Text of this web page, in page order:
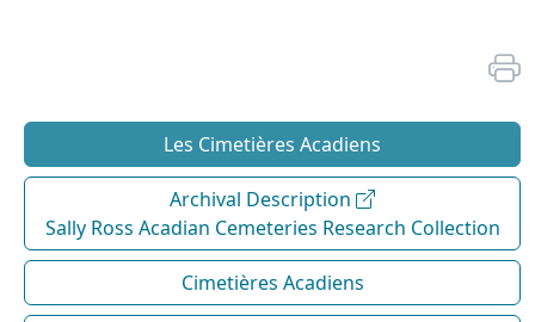
Les Cimetières Acadiens
Archival Description
Sally Ross Acadian Cemeteries Research Collection
Cimetières Acadiens